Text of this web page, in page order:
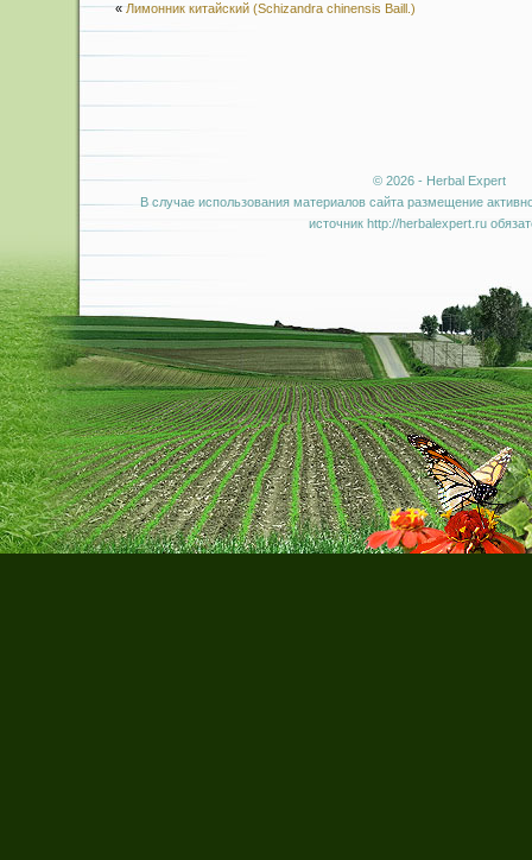
« Лимонник китайский (Schizandra chinensis Baill.)
© 2026 - Herbal Expert
В случае использования материалов сайта размещение
источник http://herbalexpert.ru